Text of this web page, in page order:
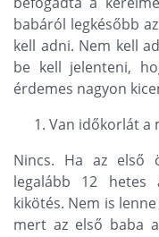
babáról legkésőbb
kell adni. Nem kell
be kell jelenteni,
érdemes nagyon
Van időkorlát a
Nincs. Ha az első
legalább 12 hetes
kikötés. Nem is
mert az első baba